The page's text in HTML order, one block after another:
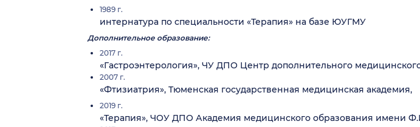
1989 г.
интернатура по специальности «Терапия» на базе ЮУГМУ
Дополнительное образование:
2017 г.
«Гастроэнтерология», ЧУ ДПО Центр дополнительного
2007 г.
«Фтизиатрия», Тюменская государственная медицинская академия,
2019 г.
«Терапия», ЧОУ ДПО Академия медицинского образования имени